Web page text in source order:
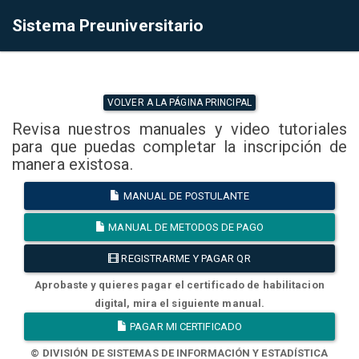
Sistema Preuniversitario
VOLVER A LA PÁGINA PRINCIPAL
Revisa nuestros manuales y video tutoriales
para que puedas completar la inscripción de
manera existosa.
MANUAL DE POSTULANTE
MANUAL DE METODOS DE PAGO
REGISTRARME Y PAGAR QR
Aprobaste y quieres pagar el certificado de habilitacion
digital, mira el siguiente manual.
PAGAR MI CERTIFICADO
© DIVISIÓN DE SISTEMAS DE INFORMACIÓN Y ESTADÍSTICA